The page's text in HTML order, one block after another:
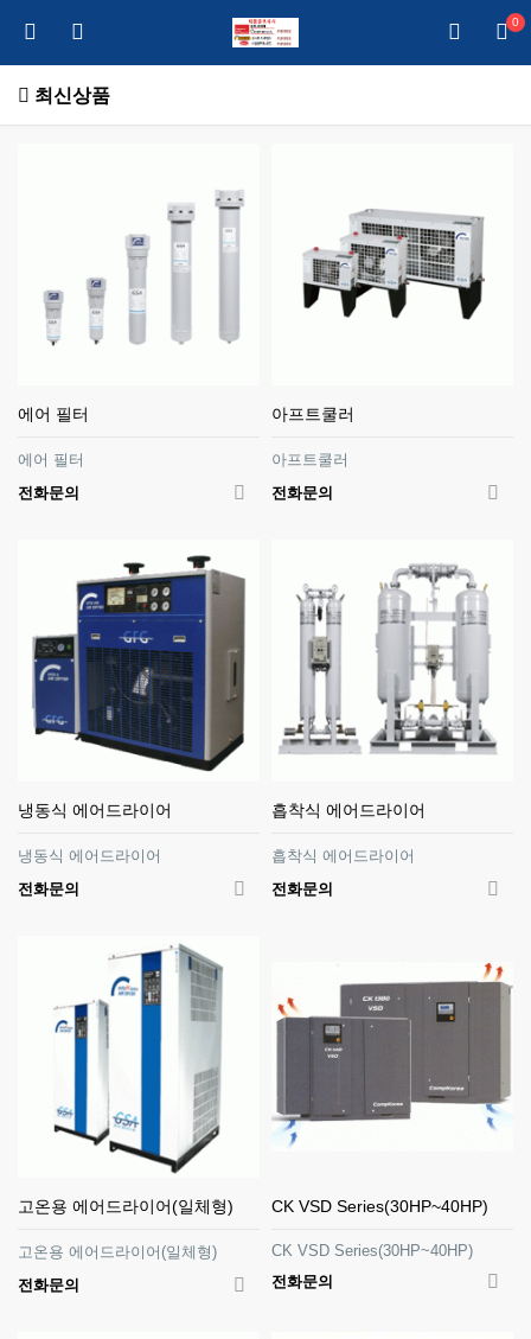
0
최신상품
에어 필터
에어 필터
전화문의
아프트쿨러
아프트쿨러
전화문의
냉동식 에어드라이어
냉동식 에어드라이어
전화문의
흡착식 에어드라이어
흡착식 에어드라이어
전화문의
고온용 에어드라이어(일체형)
고온용 에어드라이어(일체형)
전화문의
CK VSD Series(30HP~40HP)
CK VSD Series(30HP~40HP)
전화문의